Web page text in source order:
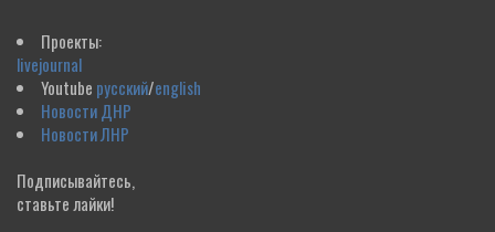
Проекты:
livejournal
Youtube русский/english
Новости ДНР
Новости ЛНР
Подписывайтесь,
ставьте лайки!